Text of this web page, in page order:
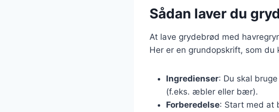
Sådan laver du
At lave grydebrød med
Her er en grundopskrift, som du
Ingredienser: Du skal
(f.eks. æbler eller bær).
Forberedelse: Start med at